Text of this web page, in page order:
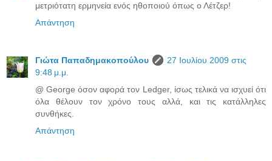
μετριότατη ερμηνεία ενός ηθοποιού όπως ο Λέτζερ!
Απάντηση
Γιώτα Παπαδημακοπούλου
27 Ιουλίου 2009 στις
9:48 μ.μ.
@ George όσον αφορά τον Ledger, ίσως τελικά να ισχυεί ότι
όλα θέλουν τον χρόνο τους αλλά, και τις κατάλληλες
συνθήκες.
Απάντηση